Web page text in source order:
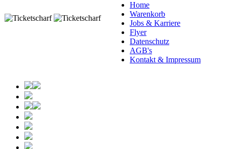
Home
Warenkorb
Jobs & Karriere
Flyer
Datenschutz
AGB's
Kontakt & Impressum